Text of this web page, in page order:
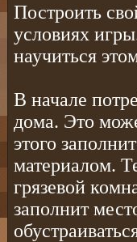
Построить
условиях
научиться
В начале
дома. Это
этого
материалом.
грязевой
заполнит